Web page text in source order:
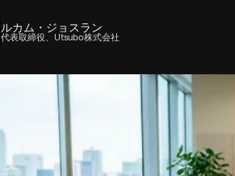
ルカム・ジョスラン
代表取締役、Utsubo株式会社